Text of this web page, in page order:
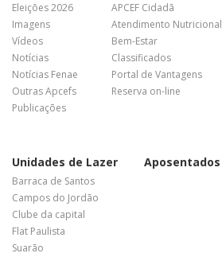
Eleições 2026
Imagens
Vídeos
Notícias
Notícias Fenae
Outras Apcefs
Publicações
APCEF Cidadã
Atendimento Nutricional
Bem-Estar
Classificados
Portal de Vantagens
Reserva on-line
Unidades de Lazer
Barraca de Santos
Campos do Jordão
Clube da capital
Flat Paulista
Suarão
Aposentados